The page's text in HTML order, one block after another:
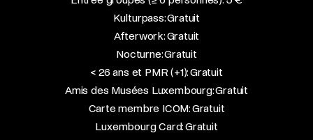
Kulturpass: Gratuit
Afterwork: Gratuit
Nocturne: Gratuit
< 26 ans et PMR (+1): Gratuit
Amis des Musées Luxembourg: Gratuit
Carte membre ICOM: Gratuit
Luxembourg Card: Gratuit